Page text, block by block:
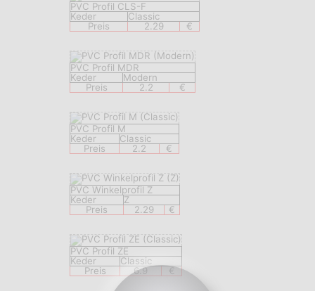
PVC Profil CLS-F
Keder
Classic
Preis
2.29 €
PVC Profil MDR
Keder
Modern
Preis
2.2 €
PVC Profil M
Keder
Classic
Preis
2.2 €
PVC Winkelprofil Z
Keder
Z
Preis
2.29 €
PVC Profil ZE
Keder
Classic
Preis
6.9